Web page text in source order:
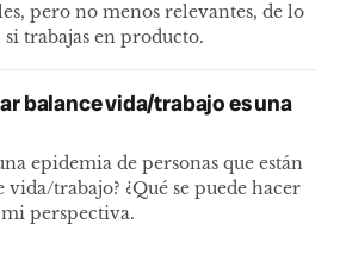
pero no menos relevantes, de lo
trabajas en producto.
balance vida/trabajo es una
epidemia de personas que están
vida/trabajo? ¿Qué se puede hacer
perspectiva.